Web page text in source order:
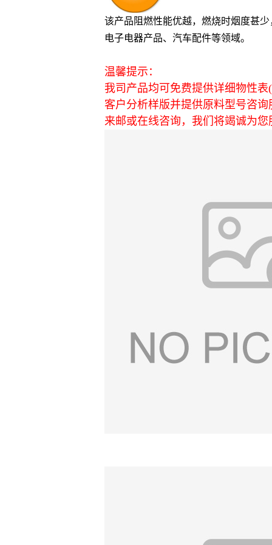
该产品阻燃性能优越，燃烧时烟度甚
电子电器产品、汽车配件等领域。
温馨提示：
我司产品均可免费提供详细物性
客户分析样版并提供原料型号咨
来邮或在线咨询，我们将竭诚为您